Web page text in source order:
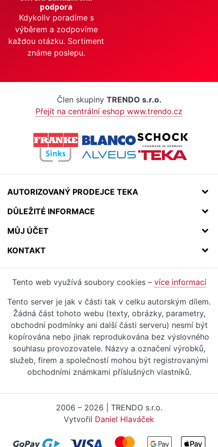
podpora
Kdykoliv poradíme s
výběrem a zodpovíme
každou otázku. Sortiment
známe poslepu.
Člen skupiny TRENDO s.r.o.
Přejít na centrální eshop www.trendo.cz
AUTORIZOVANÝ PRODEJCE TEKA
DŮLEŽITÉ INFORMACE
MŮJ ÚČET
KONTAKT
Tento web využívá soubory cookies – více informací
Tento server je jak v části tak v celku autorským dílem.
Žádná část tohoto webu (texty, obrázky, parametry,
obchodní podmínky ani další části serveru) nesmí být
kopírována nebo jinak reprodukována bez výslovného
souhlasu provozovatele. Názvy a označení výrobků,
služeb, firem a společností mohou být registrovanými
obchodními známkami příslušných vlastníků.
2006 – 2026 | TRENDO s.r.o.
Vytvořil Daniel Hlaváček